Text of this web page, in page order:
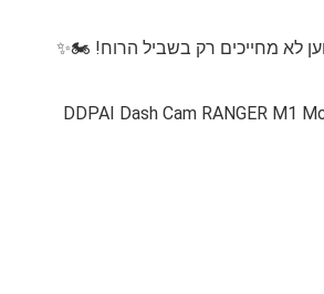
DDPAI Dash Cam RANGER M1